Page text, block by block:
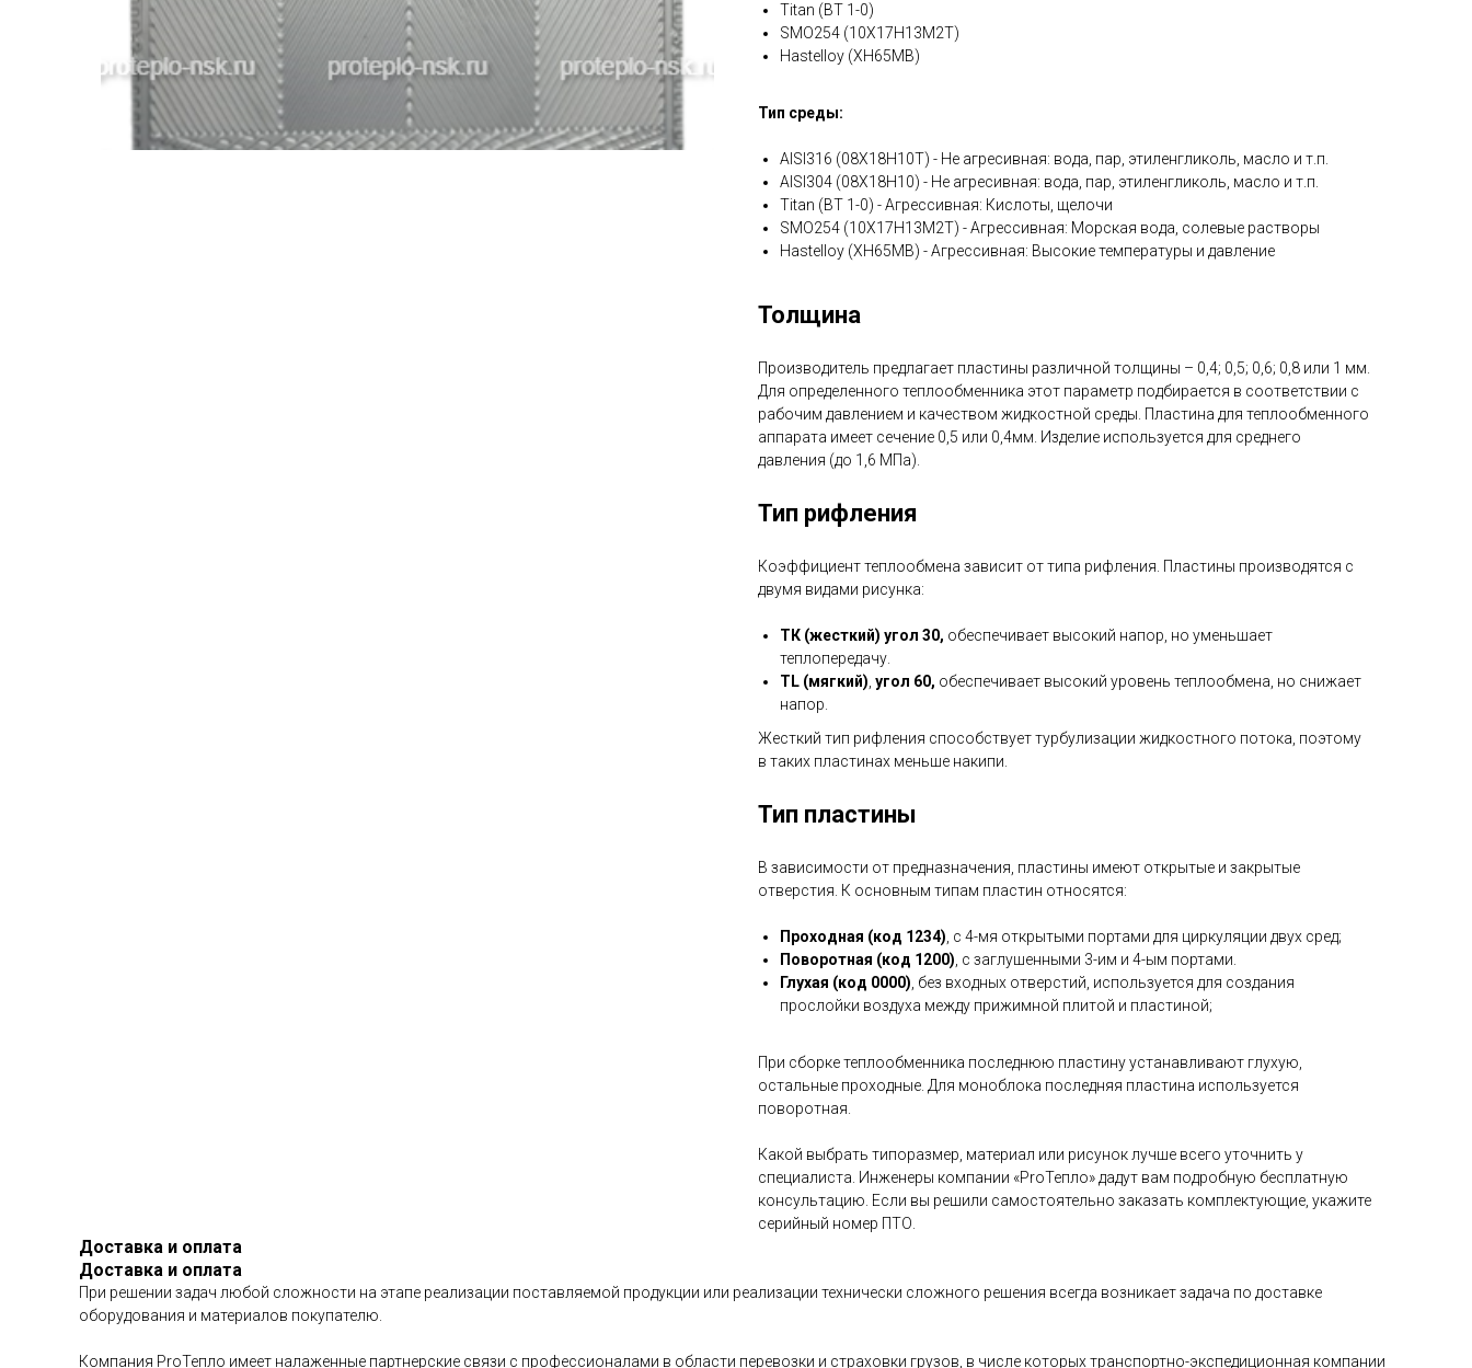
Titan (ВТ 1-0)
SMO254 (10Х17Н13М2Т)
Hastelloy (ХН65МВ)
Тип среды:
AISI316 (08Х18Н10Т) - Не агресивная: вода, пар, этиленгликоль, масло и т.п.
AISI304 (08Х18Н10) - Не агресивная: вода, пар, этиленгликоль, масло и т.п.
Titan (ВТ 1-0) - Агрессивная: Кислоты, щелочи
SMO254 (10Х17Н13М2Т) - Агрессивная: Морская вода, солевые растворы
Hastelloy (ХН65МВ) - Агрессивная: Высокие температуры и давление
Толщина
Производитель предлагает пластины различной толщины – 0,4; 0,5; 0,6; 0,8 или 1 мм.
Для определенного теплообменника этот параметр подбирается в соответствии с
рабочим давлением и качеством жидкостной среды. Пластина для теплообменного
аппарата имеет сечение 0,5 или 0,4мм. Изделие используется для среднего
давления (до 1,6 МПа).
Тип рифления
Коэффициент теплообмена зависит от типа рифления. Пластины производятся с
двумя видами рисунка:
ТК (жесткий) угол 30, обеспечивает высокий напор, но уменьшает
теплопередачу.
TL (мягкий), угол 60, обеспечивает высокий уровень теплообмена, но снижает
напор.
Жесткий тип рифления способствует турбулизации жидкостного потока, поэтому
в таких пластинах меньше накипи.
Тип пластины
В зависимости от предназначения, пластины имеют открытые и закрытые
отверстия. К основным типам пластин относятся:
Проходная (код 1234), с 4-мя открытыми портами для циркуляции двух сред;
Поворотная (код 1200), с заглушенными 3-им и 4-ым портами.
Глухая (код 0000), без входных отверстий, используется для создания
прослойки воздуха между прижимной плитой и пластиной;
При сборке теплообменника последнюю пластину устанавливают глухую,
остальные проходные. Для моноблока последняя пластина используется
поворотная.
Какой выбрать типоразмер, материал или рисунок лучше всего уточнить у
специалиста. Инженеры компании «ProТепло» дадут вам подробную бесплатную
консультацию. Если вы решили самостоятельно заказать комплектующие, укажите
серийный номер ПТО.
Доставка и оплата
Доставка и оплата
При решении задач любой сложности на этапе реализации поставляемой продукции или реализации технически сложного решения всегда возникает задача по доставке
оборудования и материалов покупателю.
Компания ProТепло имеет налаженные партнерские связи с профессионалами в области перевозки и страховки грузов, в числе которых транспортно-экспедиционная компании